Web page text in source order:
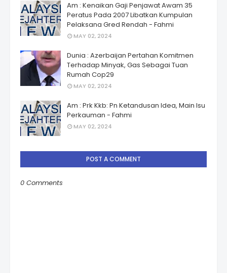
Am : Kenaikan Gaji Penjawat Awam 35
Peratus Pada 2007 Libatkan Kumpulan
Pelaksana Gred Rendah - Fahmi
MAY 02, 2024
Dunia : Azerbaijan Pertahan Komitmen
Terhadap Minyak, Gas Sebagai Tuan
Rumah Cop29
MAY 02, 2024
Am : Prk Kkb: Pn Ketandusan Idea, Main Isu
Perkauman - Fahmi
MAY 02, 2024
POST A COMMENT
0 Comments